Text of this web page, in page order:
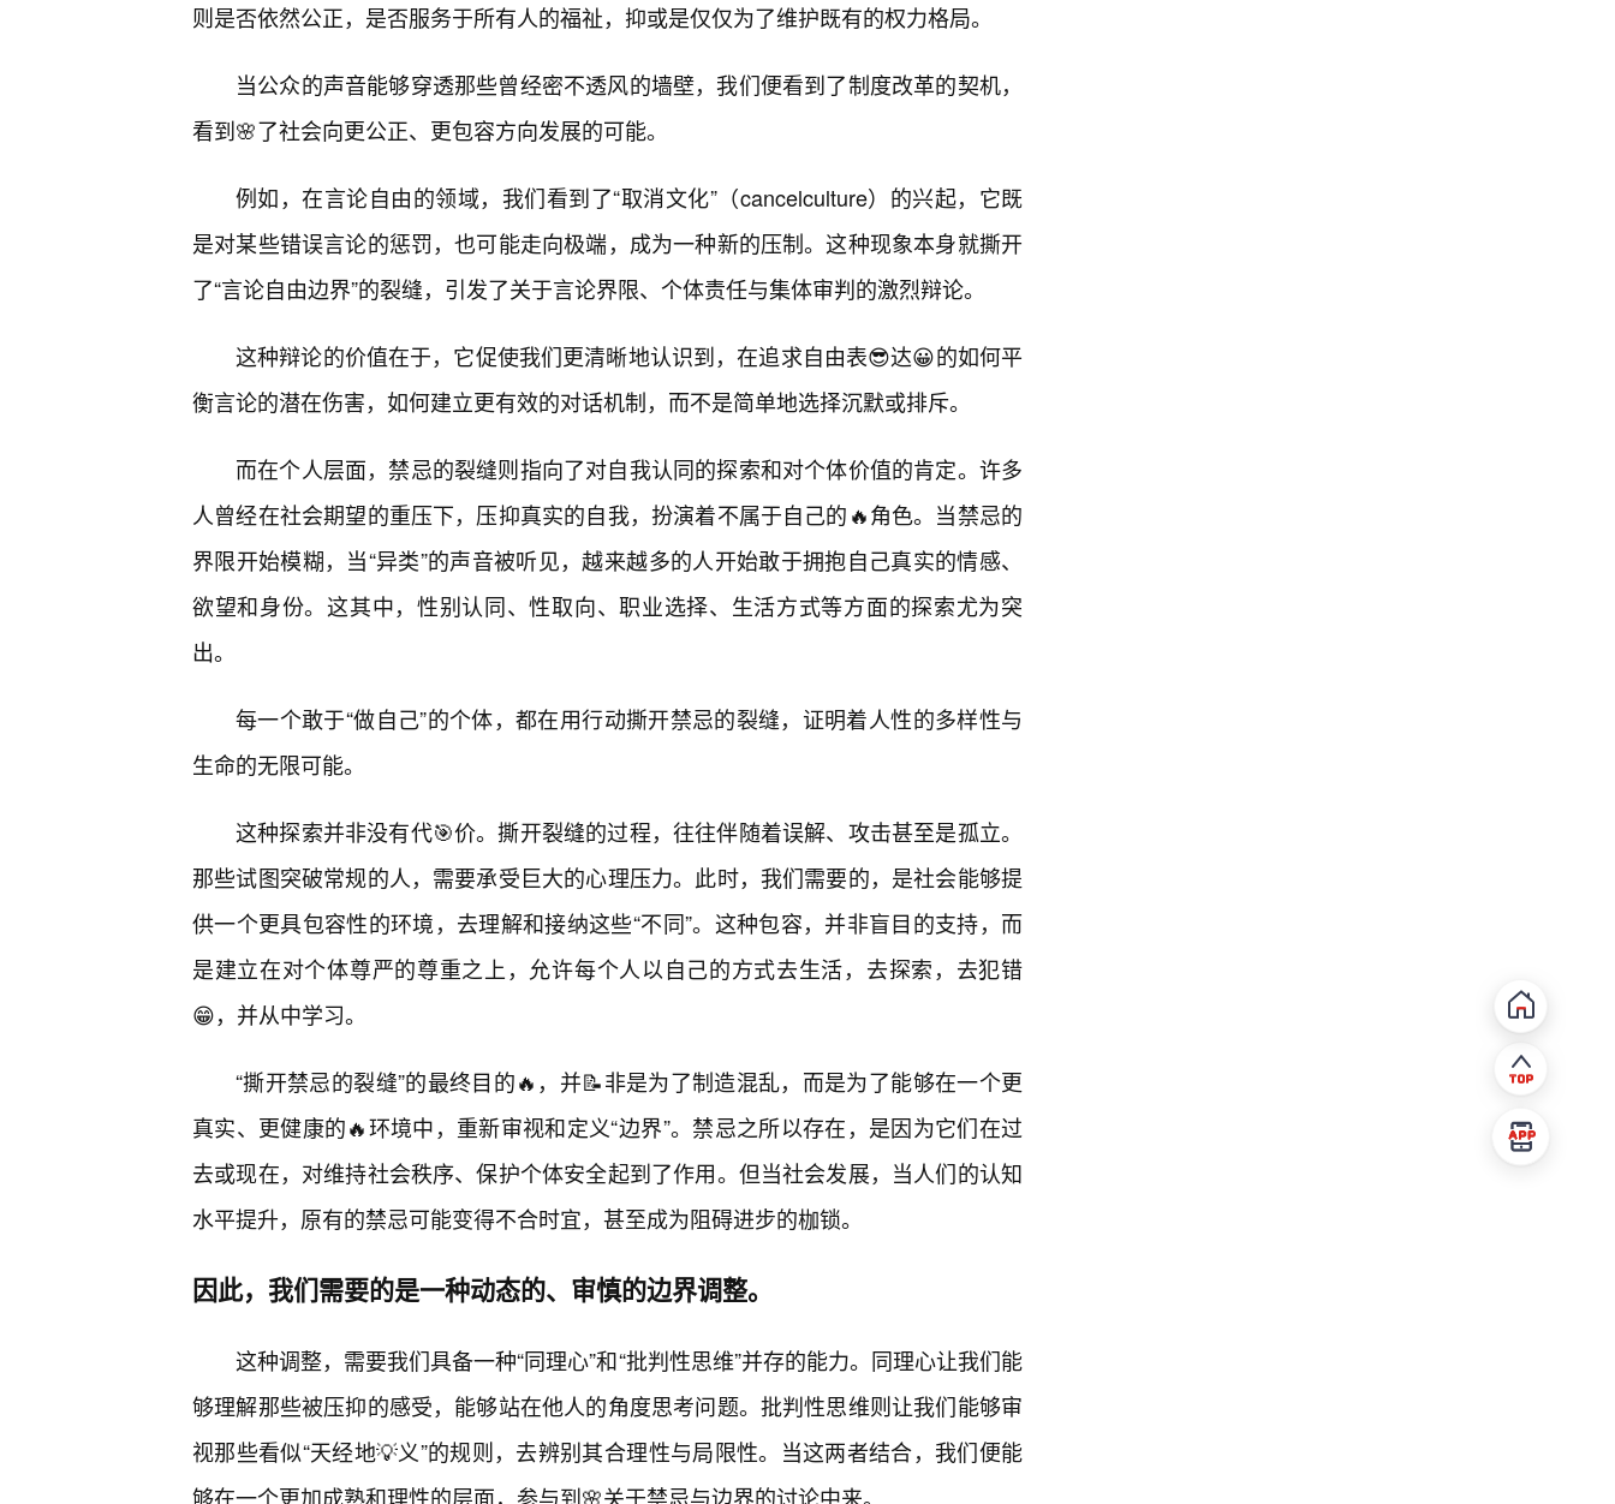
则是否依然公正，是否服务于所有人的福祉，抑或是仅仅为了维护既有的权力格局。
当公众的声音能够穿透那些曾经密不透风的墙壁，我们便看到了制度改革的契机，
看到🌸了社会向更公正、更包容方向发展的可能。
例如，在言论自由的领域，我们看到了“取消文化”（cancelculture）的兴起，它既
是对某些错误言论的惩罚，也可能走向极端，成为一种新的压制。这种现象本身就撕开
了“言论自由边界”的裂缝，引发了关于言论界限、个体责任与集体审判的激烈辩论。
这种辩论的价值在于，它促使我们更清晰地认识到，在追求自由表😎达😀的如何平
衡言论的潜在伤害，如何建立更有效的对话机制，而不是简单地选择沉默或排斥。
而在个人层面，禁忌的裂缝则指向了对自我认同的探索和对个体价值的肯定。许多
人曾经在社会期望的重压下，压抑真实的自我，扮演着不属于自己的🔥角色。当禁忌的
界限开始模糊，当“异类”的声音被听见，越来越多的人开始敢于拥抱自己真实的情感、
欲望和身份。这其中，性别认同、性取向、职业选择、生活方式等方面的探索尤为突
出。
每一个敢于“做自己”的个体，都在用行动撕开禁忌的裂缝，证明着人性的多样性与
生命的无限可能。
这种探索并非没有代🎯价。撕开裂缝的过程，往往伴随着误解、攻击甚至是孤立。
那些试图突破常规的人，需要承受巨大的心理压力。此时，我们需要的，是社会能够提
供一个更具包容性的环境，去理解和接纳这些“不同”。这种包容，并非盲目的支持，而
是建立在对个体尊严的尊重之上，允许每个人以自己的方式去生活，去探索，去犯错
😁，并从中学习。
“撕开禁忌的裂缝”的最终目的🔥，并📝非是为了制造混乱，而是为了能够在一个更
真实、更健康的🔥环境中，重新审视和定义“边界”。禁忌之所以存在，是因为它们在过
去或现在，对维持社会秩序、保护个体安全起到了作用。但当社会发展，当人们的认知
水平提升，原有的禁忌可能变得不合时宜，甚至成为阻碍进步的枷锁。
因此，我们需要的是一种动态的、审慎的边界调整。
这种调整，需要我们具备一种“同理心”和“批判性思维”并存的能力。同理心让我们能
够理解那些被压抑的感受，能够站在他人的角度思考问题。批判性思维则让我们能够审
视那些看似“天经地💡义”的规则，去辨别其合理性与局限性。当这两者结合，我们便能
够在一个更加成熟和理性的层面，参与到🌸关于禁忌与边界的讨论中来。